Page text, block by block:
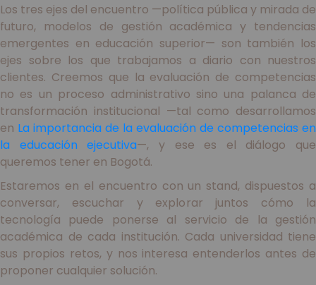
Los tres ejes del encuentro —política pública y mirada de
futuro, modelos de gestión académica y tendencias
emergentes en educación superior— son también los
ejes sobre los que trabajamos a diario con nuestros
clientes. Creemos que la evaluación de competencias
no es un proceso administrativo sino una palanca de
transformación institucional —tal como desarrollamos
en La importancia de la evaluación de competencias en
la educación ejecutiva—, y ese es el diálogo que
queremos tener en Bogotá.
Estaremos en el encuentro con un stand, dispuestos a
conversar, escuchar y explorar juntos cómo la
tecnología puede ponerse al servicio de la gestión
académica de cada institución. Cada universidad tiene
sus propios retos, y nos interesa entenderlos antes de
proponer cualquier solución.